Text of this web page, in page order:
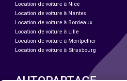
Location de voiture à Nice
Location de voiture à Nantes
Location de voiture à Bordeaux
Location de voiture à Lille
Location de voiture à Montpellier
Location de voiture à Strasbourg